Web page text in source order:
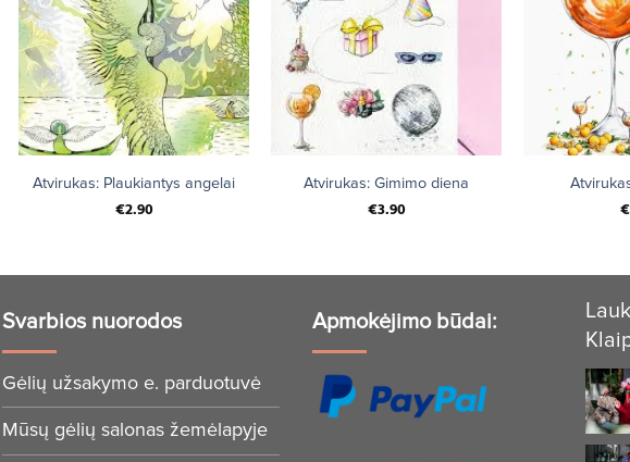
+
Atvirukas: Plaukiantys angelai
€2.90
Atvirukas: Gimimo diena
€3.90 €
Svarbios nuorodos
Gėlių užsakymo e. parduotuvė
Mūsų gėlių salonas žemėlapyje
Apmokėjimo būdai: